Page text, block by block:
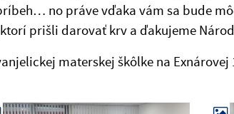
no práve vďaka vám sa bude
prišli darovať krv a ďakujeme
materskej škôlke na